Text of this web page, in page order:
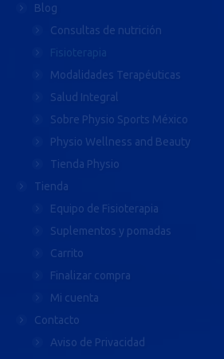
Blog
Consultas de nutrición
Fisioterapia
Modalidades Terapéuticas
Salud Integral
Sobre Physio Sports México
Physio Wellness and Beauty
Tienda Physio
Tienda
Equipo de Fisioterapia
Suplementos y pomadas
Carrito
Finalizar compra
Mi cuenta
Contacto
Aviso de Privacidad